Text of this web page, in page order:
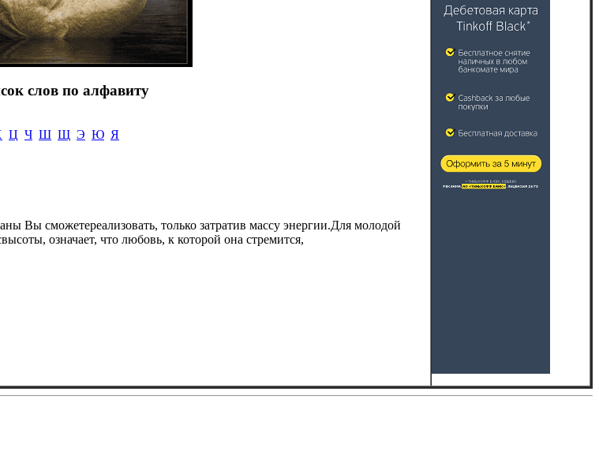
слов по алфавиту
Ц Ч Ш Щ Э Ю Я
Вы сможетереализовать, только затратив массу энергии.Для молодой
означает, что любовь, к которой она стремится,